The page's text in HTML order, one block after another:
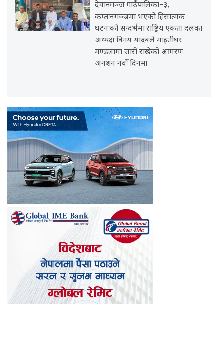
देवानगञ्ज गाउँपालिका–३,
कप्तानगञ्जमा भएको हिंसात्मक
घटनाको सन्दर्भमा राष्ट्रिय एकता दलका
अध्यक्ष विनय यादवले माइतीघर
मण्डलामा जारी राखेको आमरण
अनशन नवौँ दिनमा